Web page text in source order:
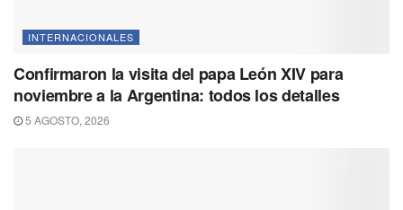
INTERNACIONALES
Confirmaron la visita del papa León XIV para
noviembre a la Argentina: todos los detalles
5 AGOSTO, 2026